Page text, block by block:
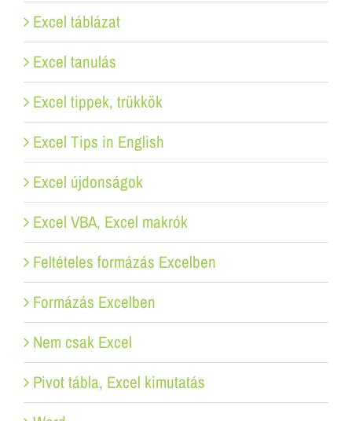
Excel táblázat
Excel tanulás
Excel tippek, trükkök
Excel Tips in English
Excel újdonságok
Excel VBA, Excel makrók
Feltételes formázás Excelben
Formázás Excelben
Nem csak Excel
Pivot tábla, Excel kimutatás